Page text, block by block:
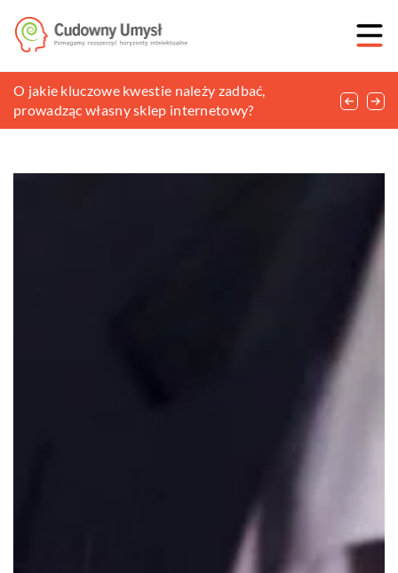
Praktyczne i ozdobne dodatki do domu
O jakie kluczowe kwestie należy zadbać,
prowadząc własny sklep internetowy?
Wegańskie kosmetyki – co to właściwie znaczy?